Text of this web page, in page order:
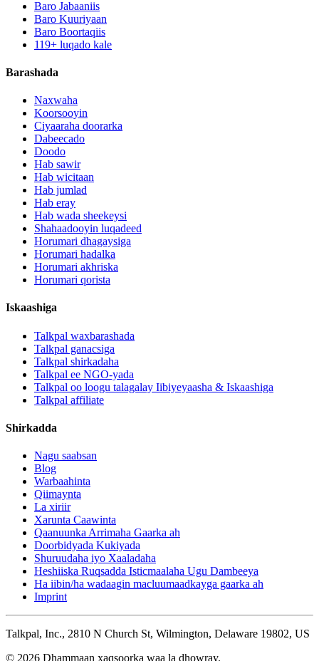
Baro Jabaaniis
Baro Kuuriyaan
Baro Boortaqiis
119+ luqado kale
Barashada
Naxwaha
Koorsooyin
Ciyaaraha doorarka
Dabeecado
Doodo
Hab sawir
Hab wicitaan
Hab jumlad
Hab eray
Hab wada sheekeysi
Shahaadooyin luqadeed
Horumari dhagaysiga
Horumari hadalka
Horumari akhriska
Horumari qorista
Iskaashiga
Talkpal waxbarashada
Talkpal ganacsiga
Talkpal shirkadaha
Talkpal ee NGO-yada
Talkpal oo loogu talagalay Iibiyeyaasha & Iskaashiga
Talkpal affiliate
Shirkadda
Nagu saabsan
Blog
Warbaahinta
Qiimaynta
La xiriir
Xarunta Caawinta
Qaanuunka Arrimaha Gaarka ah
Doorbidyada Kukiyada
Shuruudaha iyo Xaaladaha
Heshiiska Ruqsadda Isticmaalaha Ugu Dambeeya
Ha iibin/ha wadaagin macluumaadkayga gaarka ah
Imprint
Talkpal, Inc., 2810 N Church St, Wilmington, Delaware 19802, US
© 2026 Dhammaan xaqsoorka waa la dhowray.